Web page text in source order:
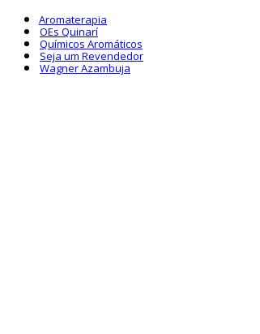
Aromaterapia
OEs Quinarí
Químicos Aromáticos
Seja um Revendedor
Wagner Azambuja